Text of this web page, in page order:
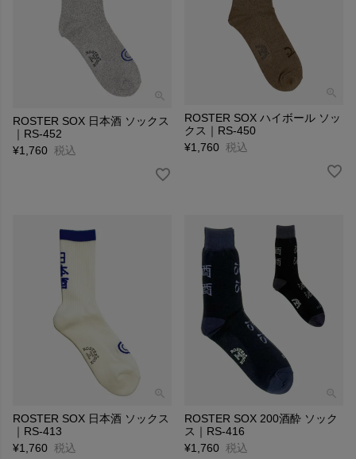
ROSTER SOX 日本酒 ソックス
｜RS-452
¥1,760 税込
ROSTER SOX ハイボール ソッ
クス｜RS-450
¥1,760 税込
ROSTER SOX 日本酒 ソックス
｜RS-413
¥1,760 税込
ROSTER SOX 200酒酔 ソック
ス｜RS-416
¥1,760 税込